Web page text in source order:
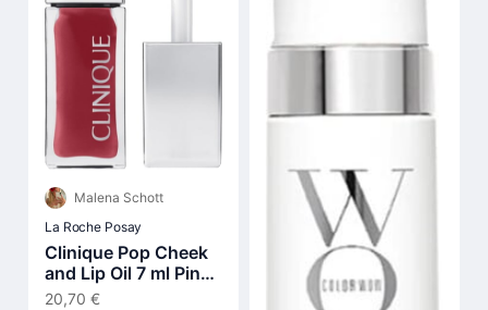
Malena Schott
La Roche Posay
Clinique Pop Cheek
and Lip Oil 7 ml Pink
Honey
20,70 €